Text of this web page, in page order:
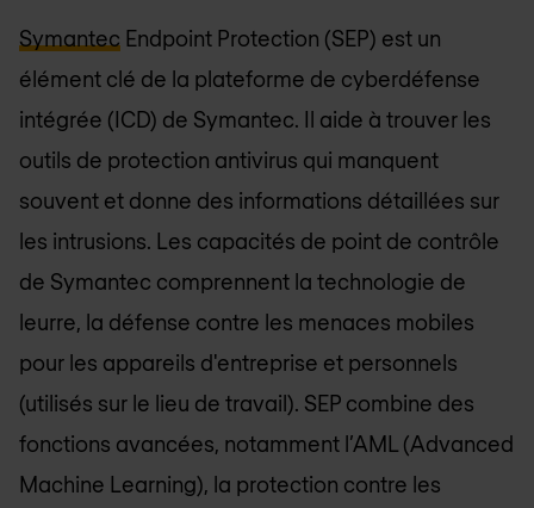
Symantec Endpoint Protection (SEP) est un
élément clé de la plateforme de cyberdéfense
intégrée (ICD) de Symantec. Il aide à trouver les
outils de protection antivirus qui manquent
souvent et donne des informations détaillées sur
les intrusions. Les capacités de point de contrôle
de Symantec comprennent la technologie de
leurre, la défense contre les menaces mobiles
pour les appareils d'entreprise et personnels
(utilisés sur le lieu de travail). SEP combine des
fonctions avancées, notamment l’AML (Advanced
Machine Learning), la protection contre les